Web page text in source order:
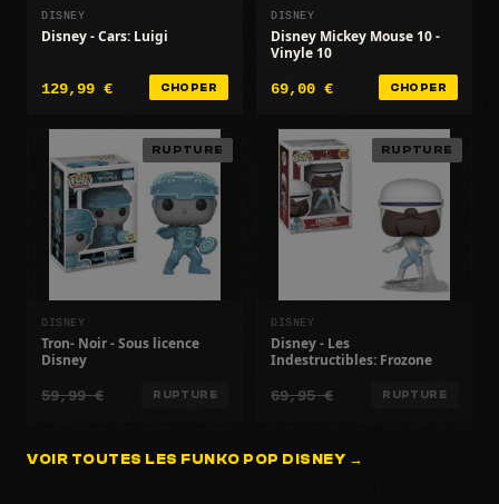
DISNEY
Disney - Cars: Luigi
129,99 € CHOPER
DISNEY
Disney Mickey Mouse 10 -
Vinyle 10
69,00 € CHOPER
RUPTURE
DISNEY
Tron- Noir - Sous licence
Disney
59,99 € RUPTURE
RUPTURE
DISNEY
Disney - Les
Indestructibles: Frozone
69,95 € RUPTURE
VOIR TOUTES LES FUNKO POP DISNEY →